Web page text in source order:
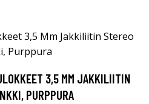
3,5 MM JAKKILIITIN
PURPPURA